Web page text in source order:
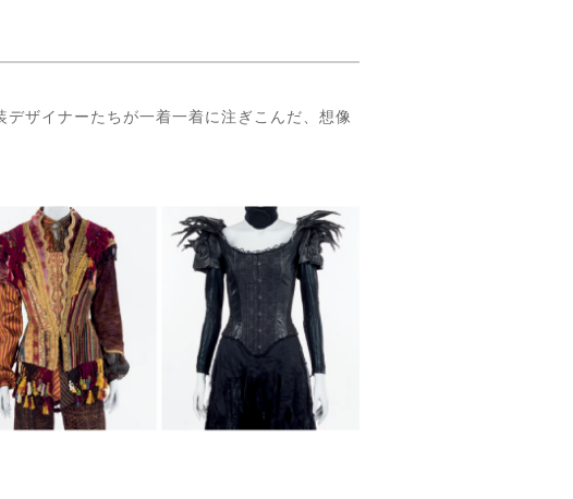
ザイナーたちが一着一着に注ぎこんだ、想像